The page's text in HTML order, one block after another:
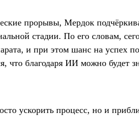
прорывы, Мердок
стадии. По его словам,
и при этом шанс на успех
что благодаря ИИ можно будет
ускорить процесс, но и